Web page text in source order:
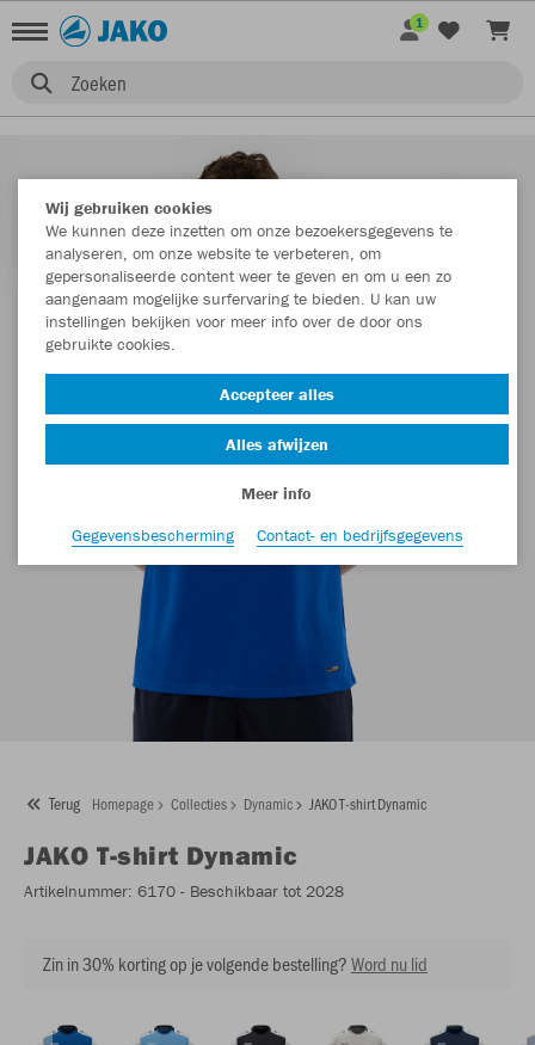
Zoeken
1
Terug Homepage Collecties Dynamic JAKO T-shirt Dynamic
JAKO T-shirt Dynamic
Artikelnummer: 6170 - Beschikbaar tot 2028
Zin in 30% korting op je volgende bestelling?Word nu lid
Wij gebruiken cookies
We kunnen deze inzetten om onze bezoekersgegevens te
analyseren, om onze website te verbeteren, om
gepersonaliseerde content weer te geven en om u een zo
aangenaam mogelijke surfervaring te bieden. U kan uw
instellingen bekijken voor meer info over de door ons
gebruikte cookies.
Accepteer alles
Alles afwijzen
Meer info
Gegevensbescherming
Contact- en bedrijfsgegevens